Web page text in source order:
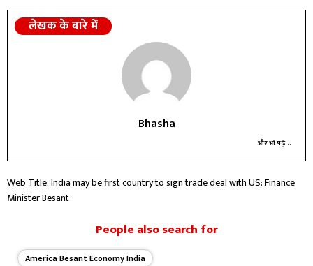
लेखक के बारे में
Bhasha
और भी पढ़ें...
Web Title: India may be first country to sign trade deal with US: Finance
Minister Besant
People also search for
America Besant Economy India